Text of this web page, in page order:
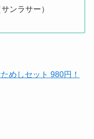
ンラサー）
めしセット 980円！